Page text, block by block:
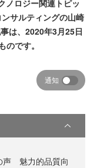
ノロジー関連トピッ
サルティングの山崎
は、2020年3月25日
です。
通知
声 魅力的品質向